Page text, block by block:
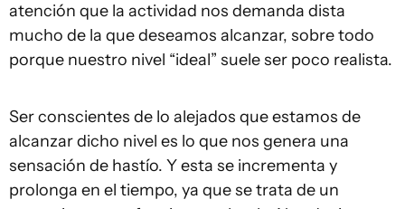
atención que la actividad nos demanda dista
mucho de la que deseamos alcanzar, sobre todo
porque nuestro nivel “ideal” suele ser poco realista.
Ser conscientes de lo alejados que estamos de
alcanzar dicho nivel es lo que nos genera una
sensación de hastío. Y esta se incrementa y
prolonga en el tiempo, ya que se trata de un